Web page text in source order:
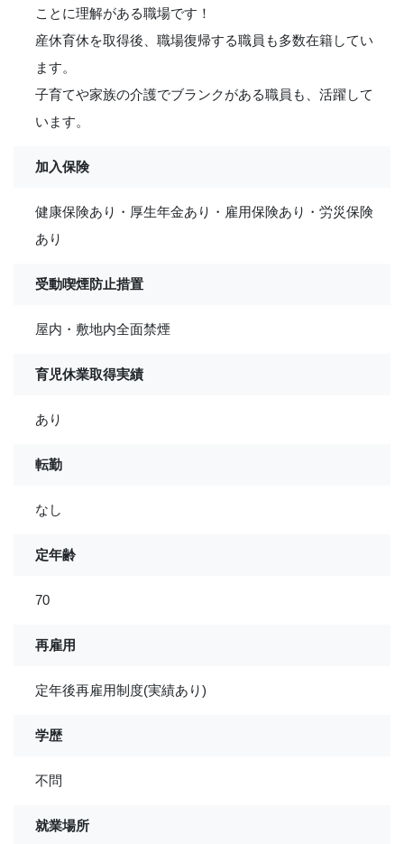
ことに理解がある職場です！
産休育休を取得後、職場復帰する職員も多数在籍してい
ます。
子育てや家族の介護でブランクがある職員も、活躍して
います。
加入保険
健康保険あり・厚生年金あり・雇用保険あり・労災保険
あり
受動喫煙防止措置
屋内・敷地内全面禁煙
育児休業取得実績
あり
転勤
なし
定年齢
70
再雇用
定年後再雇用制度(実績あり)
学歴
不問
就業場所